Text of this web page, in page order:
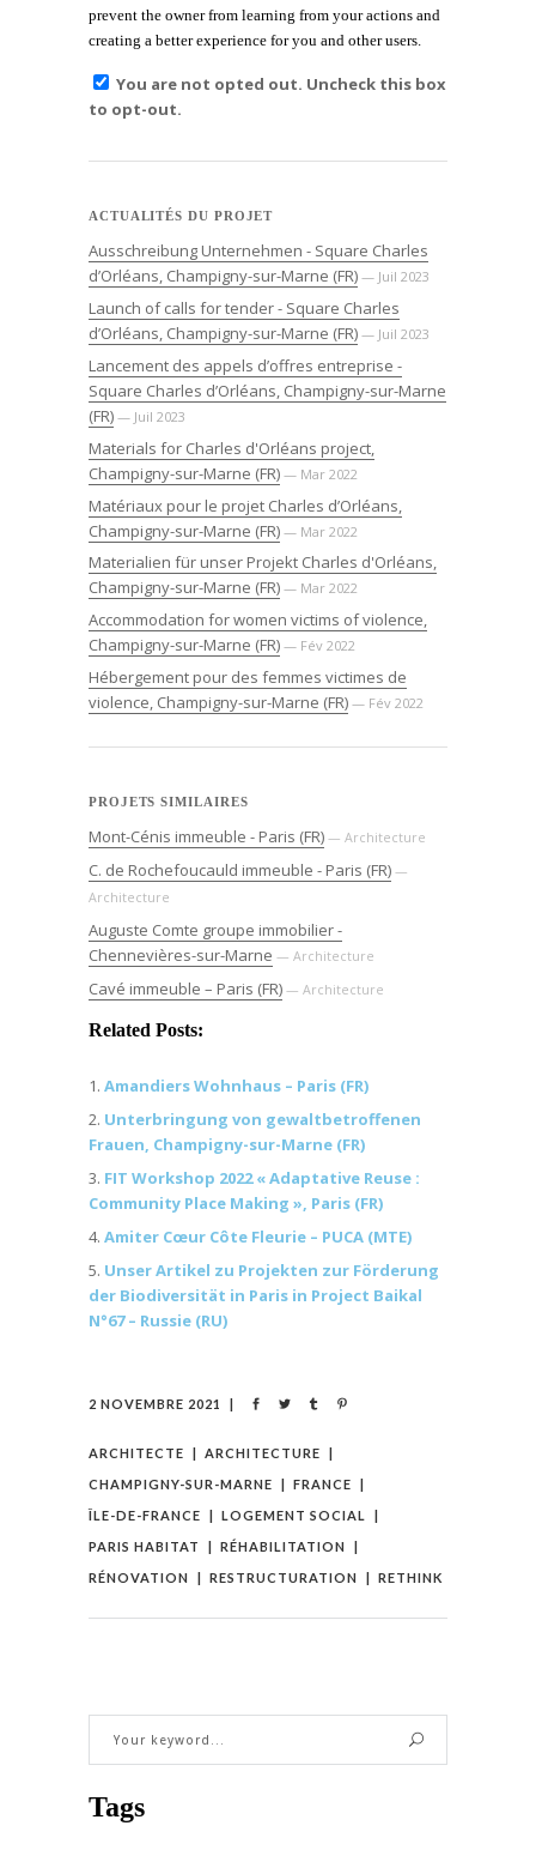
prevent the owner from learning from your actions and
creating a better experience for you and other users.
You are not opted out. Uncheck this box
to opt-out.
ACTUALITÉS DU PROJET
Ausschreibung Unternehmen - Square Charles
d’Orléans, Champigny-sur-Marne (FR) — Juil 2023
Launch of calls for tender - Square Charles
d’Orléans, Champigny-sur-Marne (FR) — Juil 2023
Lancement des appels d’offres entreprise -
Square Charles d’Orléans, Champigny-sur-Marne
(FR) — Juil 2023
Materials for Charles d'Orléans project,
Champigny-sur-Marne (FR) — Mar 2022
Matériaux pour le projet Charles d’Orléans,
Champigny-sur-Marne (FR) — Mar 2022
Materialien für unser Projekt Charles d'Orléans,
Champigny-sur-Marne (FR) — Mar 2022
Accommodation for women victims of violence,
Champigny-sur-Marne (FR) — Fév 2022
Hébergement pour des femmes victimes de
violence, Champigny-sur-Marne (FR) — Fév 2022
PROJETS SIMILAIRES
Mont-Cénis immeuble - Paris (FR) — Architecture
C. de Rochefoucauld immeuble - Paris (FR) —
Architecture
Auguste Comte groupe immobilier -
Chennevières-sur-Marne — Architecture
Cavé immeuble – Paris (FR) — Architecture
Related Posts:
Amandiers Wohnhaus – Paris (FR)
Unterbringung von gewaltbetroffenen
Frauen, Champigny-sur-Marne (FR)
FIT Workshop 2022 « Adaptative Reuse :
Community Place Making », Paris (FR)
Amiter Cœur Côte Fleurie – PUCA (MTE)
Unser Artikel zu Projekten zur Förderung
der Biodiversität in Paris in Project Baikal
N°67 – Russie (RU)
2 NOVEMBRE 2021
ARCHITECTE
ARCHITECTURE
CHAMPIGNY-SUR-MARNE
FRANCE
ÎLE-DE-FRANCE
LOGEMENT SOCIAL
PARIS HABITAT
RÉHABILITATION
RÉNOVATION
RESTRUCTURATION RETHINK
Tags